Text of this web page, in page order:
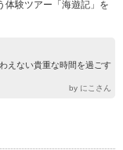
体験ツアー「海遊記」を
えない貴重な時間を過ごす
by にこさん
17:00